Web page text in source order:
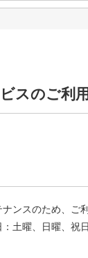
スのご利
ンスのため、ご
：土曜、日曜、祝